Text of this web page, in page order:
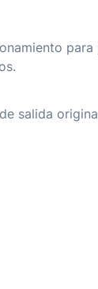
para
salida